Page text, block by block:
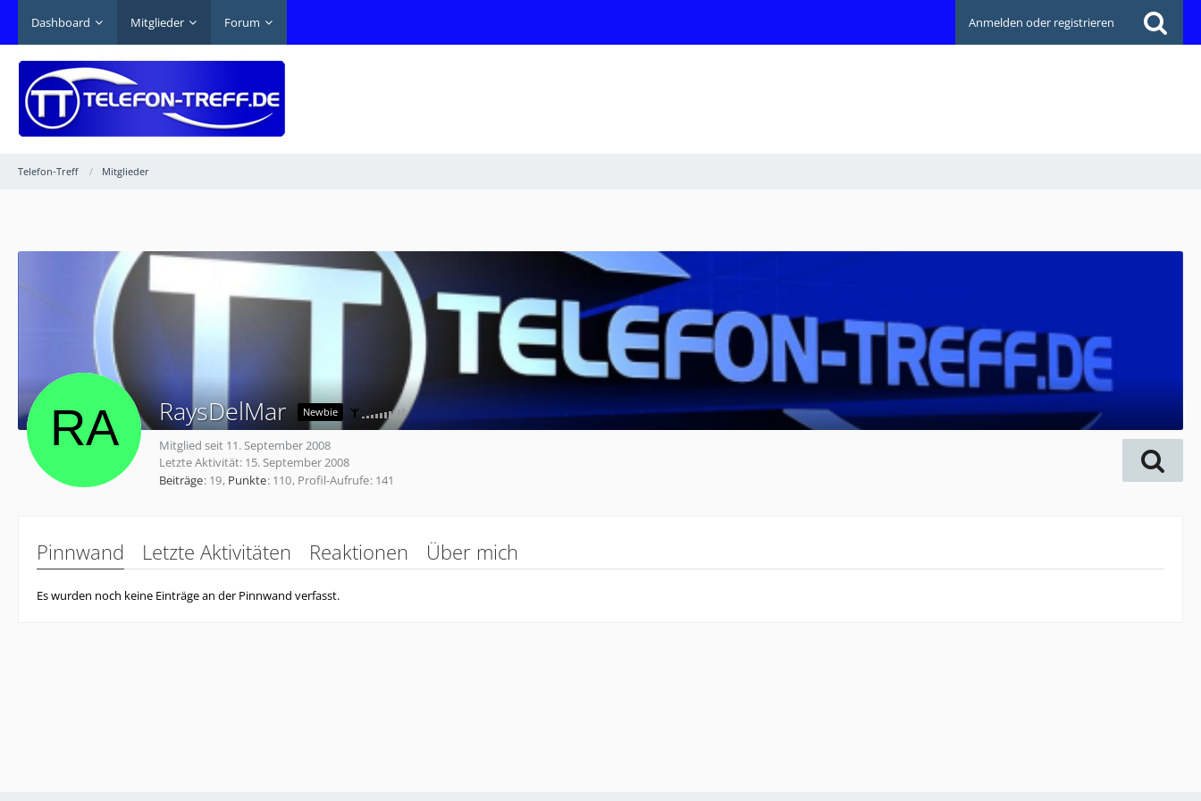
Dashboard Mitglieder Forum Anmelden oder registrieren
Telefon-Treff Mitglieder
RaysDelMar Newbie
Mitglied seit 11. September 2008
Letzte Aktivität: 15. September 2008
Beiträge 19 Punkte 110 Profil-Aufrufe 141
Pinnwand Letzte Aktivitäten Reaktionen Über mich
Es wurden noch keine Einträge an der Pinnwand verfasst.